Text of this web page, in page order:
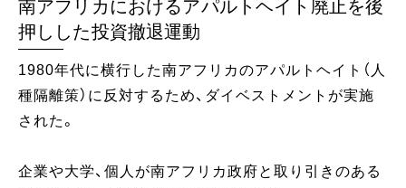
南アフリカにおけるアパルトヘイト廃止を後
押しした投資撤退運動
1980年代に横行した南アフリカのアパルトヘイト（人
種隔離策）に反対するため、ダイベストメントが実施
された。
企業や大学、個人が南アフリカ政府と取り引きのある